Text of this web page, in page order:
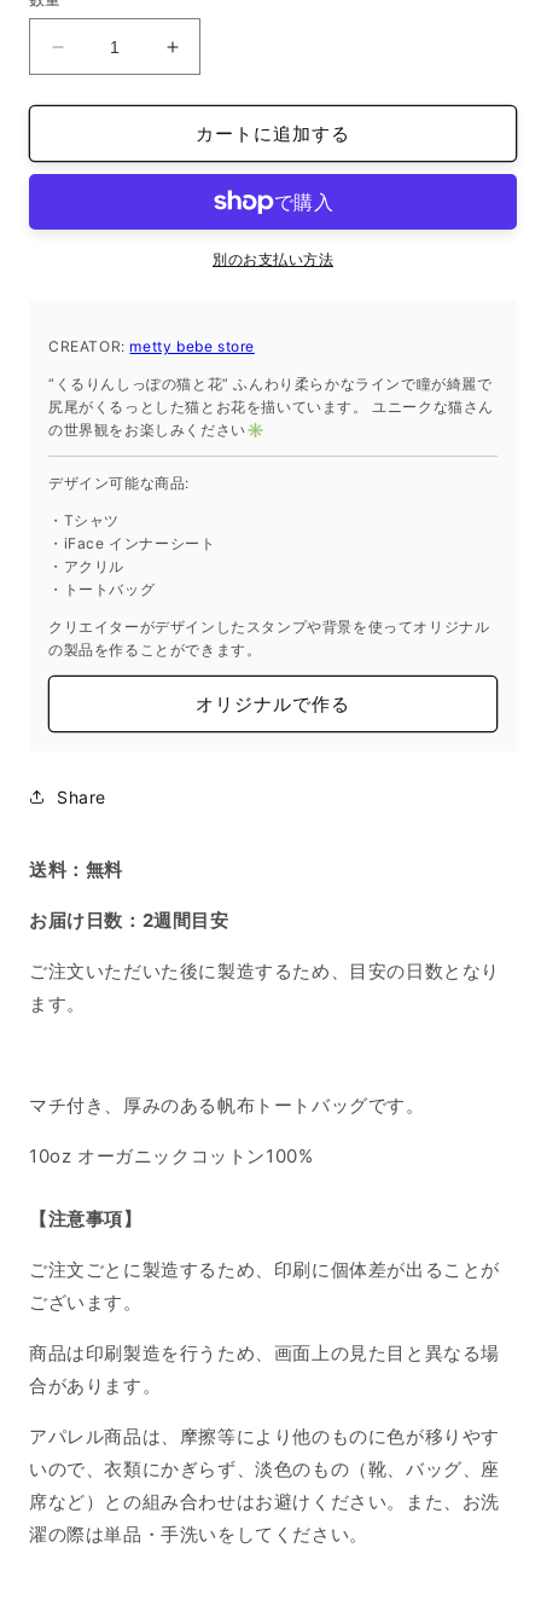
く
格
ッ
ト
ッ
グ
L
サ
イ
ズ
の
数
量
減
ら
オ
ッ
ト
ッ
グ
L
サ
イ
ズ
数
増
や
カートに追加する
別のお支払い方法
CREATOR: metty bebe store
“くるりんしっぽの猫と花” ふんわり柔らかなラインで瞳が綺麗で
尻尾がくるっとした猫とお花を描いています。 ユニークな猫さん
の世界観をお楽しみください✳︎
デザイン可能な商品:
・Tシャツ
・iFace インナーシート
・アクリル
・トートバッグ
クリエイターがデザインしたスタンプや背景を使ってオリジナル
の製品を作ることができます。
オリジナルで作る
Share
送料：無料
お届け日数：2週間目安
ご注文いただいた後に製造するため、目安の日数となり
ます。
マチ付き、厚みのある帆布トートバッグです。
10oz オーガニックコットン100%
【注意事項】
ご注文ごとに製造するため、印刷に個体差が出ることが
ございます。
商品は印刷製造を行うため、画面上の見た目と異なる場
合があります。
アパレル商品は、摩擦等により他のものに色が移りやす
いので、衣類にかぎらず、淡色のもの（靴、バッグ、座
席など）との組み合わせはお避けください。また、お洗
濯の際は単品・手洗いをしてください。